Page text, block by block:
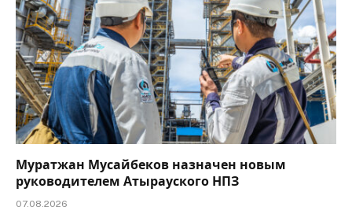
Муратжан Мусайбеков назначен новым
руководителем Атырауского НПЗ
07.08.2026